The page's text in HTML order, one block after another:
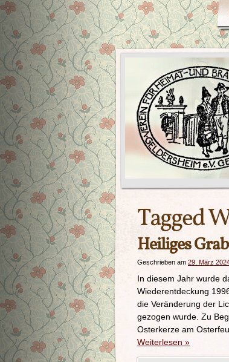
Tagged
Heiliges
Geschrieben am 29. März
In diesem Jahr wurde
Wiederentdeckung
die Veränderung der
gezogen wurde. Zu
Osterkerze am
Weiterlesen »